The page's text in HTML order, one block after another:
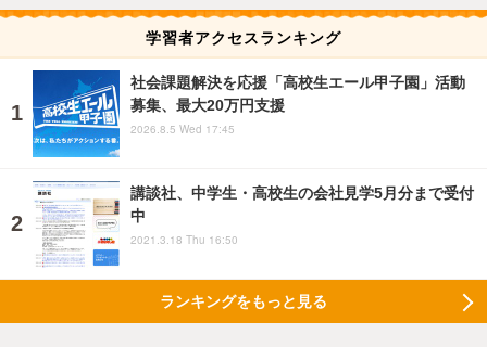
学習者アクセスランキング
社会課題解決を応援「高校生エール甲子園」活動
募集、最大20万円支援
2026.8.5 Wed 17:45
講談社、中学生・高校生の会社見学5月分まで受付
中
2021.3.18 Thu 16:50
ランキングをもっと見る